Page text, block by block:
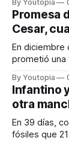
By Youtopia
Promesa
Cesar,
En diciembre
prometió una
By Youtopia
Infantino
otra
En 39 días,
fósiles que